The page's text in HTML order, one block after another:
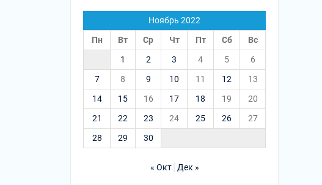
Ноябрь 2022
Пн
Вт Ср Чт Пт Сб
Вс
1
2 3 4 5
6
7
8 9 10 11 12
13
14
15 16 17 18 19
20
21
22 23 24 25 26
27
28
29 30
« Окт Дек »